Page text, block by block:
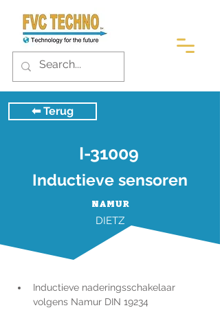
⬅︎ Terug
I-31009
Inductieve sensoren
NAMUR
DIETZ
Inductieve naderingsschakelaar
volgens Namur DIN 19234